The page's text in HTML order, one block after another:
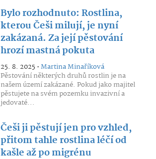
Bylo rozhodnuto: Rostlina,
kterou Češi milují, je nyní
zakázaná. Za její pěstování
hrozí mastná pokuta
25. 8. 2025 •Martina Minaříková
Pěstování některých druhů rostlin je na
našem území zakázané. Pokud jako majitel
pěstujete na svém pozemku invazivní a
jedovaté...
Češi ji pěstují jen pro vzhled,
přitom tahle rostlina léčí od
kašle až po migrénu